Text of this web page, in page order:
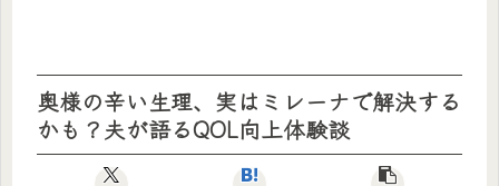
奥様の辛い生理、実はミレーナで解決する
かも？夫が語るQOL向上体験談